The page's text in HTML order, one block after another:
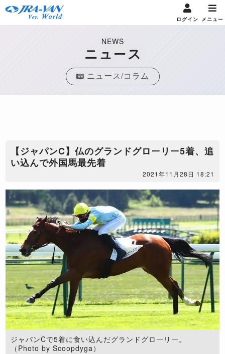
ログイン メニュー
NEWS
ニュース
ニュース/コラム
【ジャパンC】仏のグランドグローリー5着、追
い込んで外国馬最先着
2021年11月28日 18:21
ジャパンCで5着に食い込んだグランドグローリー。
（Photo by Scoopdyga）